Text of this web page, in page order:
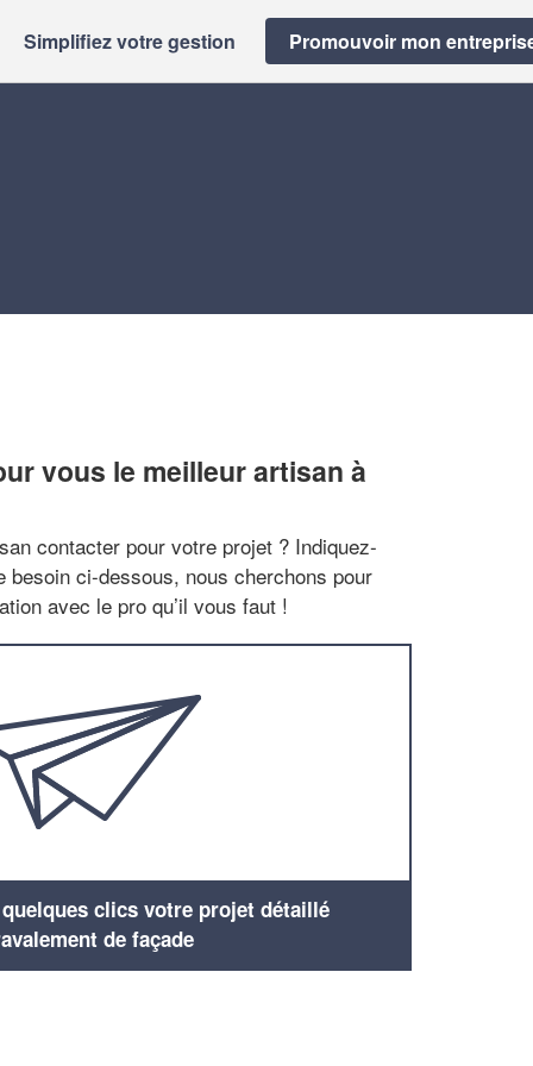
Simplifiez votre gestion Promouvoir mon
vous le meilleur artisan à
contacter pour votre projet ? Indiquez-
besoin ci-dessous, nous cherchons pour
avec le pro qu’il vous faut !
clics votre projet détaillé
de façade